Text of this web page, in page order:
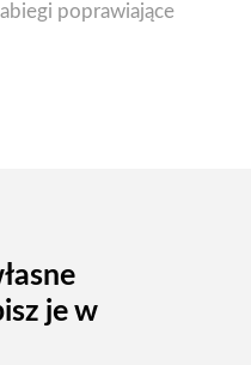
poprawiające
je w